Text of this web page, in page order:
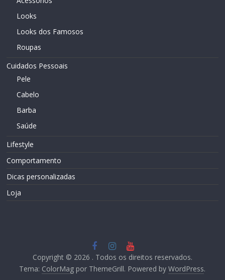
Looks
Looks dos Famosos
Roupas
Cuidados Pessoais
Pele
Cabelo
Barba
Saúde
Lifestyle
Comportamento
Dicas personalizadas
Loja
Copyright © 2026 . Todos os direitos reservados.
Tema: ColorMag por ThemeGrill. Powered byWordPress.